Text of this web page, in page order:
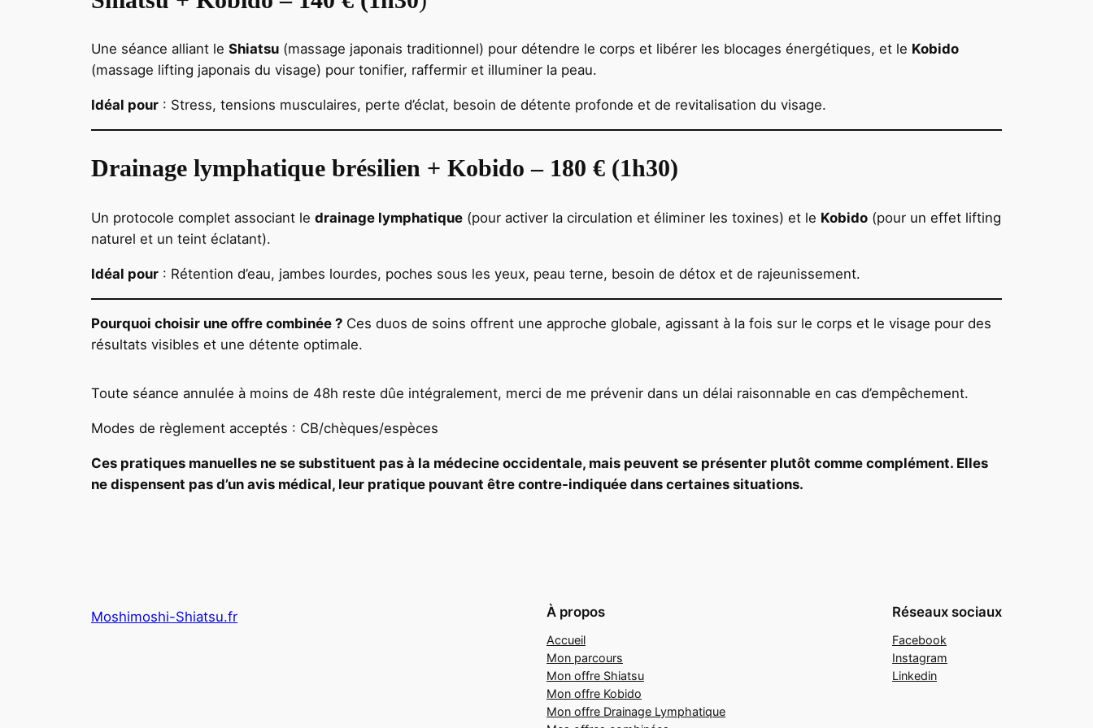
Une séance alliant le Shiatsu (massage japonais traditionnel) pour détendre le corps et libérer les blocages énergétiques, et le Kobido
(massage lifting japonais du visage) pour tonifier, raffermir et illuminer la peau.
Idéal pour : Stress, tensions musculaires, perte d’éclat, besoin de détente profonde et de revitalisation du visage.
Drainage lymphatique brésilien + Kobido – 180 € (1h30)
Un protocole complet associant le drainage lymphatique (pour activer la circulation et éliminer les toxines) et le Kobido (pour un effet lifting
naturel et un teint éclatant).
Idéal pour : Rétention d’eau, jambes lourdes, poches sous les yeux, peau terne, besoin de détox et de rajeunissement.
Pourquoi choisir une offre combinée ? Ces duos de soins offrent une approche globale, agissant à la fois sur le corps et le visage pour des
résultats visibles et une détente optimale.
Toute séance annulée à moins de 48h reste dûe intégralement, merci de me prévenir dans un délai raisonnable en cas d’empêchement.
Modes de règlement acceptés : CB/chèques/espèces
Ces pratiques manuelles ne se substituent pas à la médecine occidentale, mais peuvent se présenter plutôt comme complément. Elles
ne dispensent pas d’un avis médical, leur pratique pouvant être contre-indiquée dans certaines situations.
Moshimoshi-Shiatsu.fr À propos
Accueil
Mon parcours
Mon offre Shiatsu
Mon offre Kobido
Mon offre Drainage Lymphatique
Réseaux sociaux
Facebook
Instagram
Linkedin